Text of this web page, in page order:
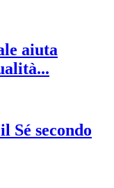
aiuta
Sé secondo